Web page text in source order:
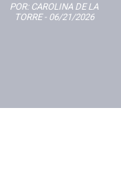
POR: CAROLINA DE LA
TORRE- 06/21/2026